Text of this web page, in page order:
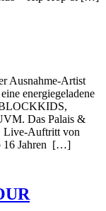
Artist
energiegeladene
BLOCKKIDS,
Das Palais &
Live-Auftritt von
16 Jahren ️ […]